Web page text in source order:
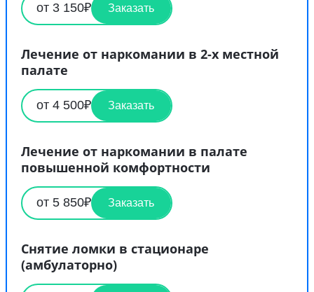
от 3 150₽ Заказать
Лечение от наркомании в 2-х местной
палате
от 4 500₽ Заказать
Лечение от наркомании в палате
повышенной комфортности
от 5 850₽ Заказать
Снятие ломки в стационаре
(амбулаторно)